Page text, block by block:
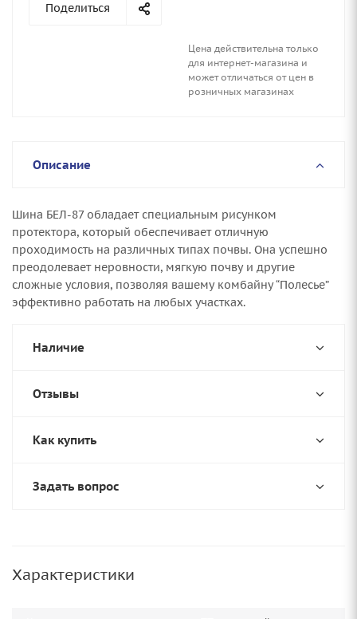
Поделиться
Цена действительна только
для интернет-магазина и
может отличаться от цен в
розничных магазинах
Описание
Шина БЕЛ-87 обладает специальным рисунком
протектора, который обеспечивает отличную
проходимость на различных типах почвы. Она успешно
преодолевает неровности, мягкую почву и другие
сложные условия, позволяя вашему комбайну “Полесье”
эффективно работать на любых участках.
Наличие
Отзывы
Как купить
Задать вопрос
Характеристики